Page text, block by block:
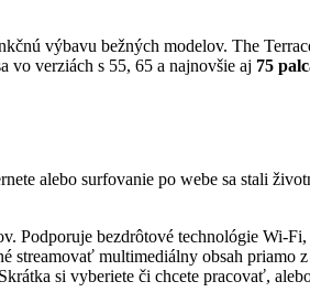
výbavu bežných modelov. The
vo verziách s 55, 65 a najnovšie aj 75
alebo surfovanie po webe sa stali
Podporuje bezdrôtové technológie Wi-
multimediálny obsah priamo
si vyberiete či chcete pracovať,